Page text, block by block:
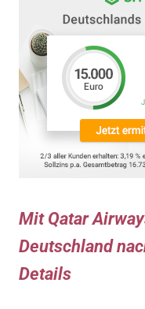
Mit Qatar
Deutschland
Details